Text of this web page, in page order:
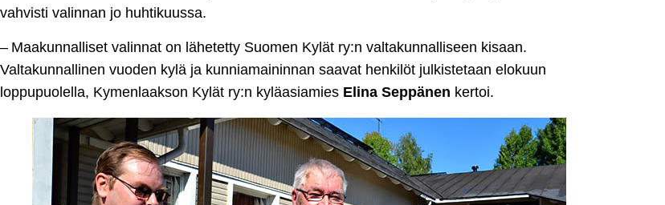
vahvisti valinnan jo huhtikuussa.
– Maakunnalliset valinnat on lähetetty Suomen Kylät ry:n valtakunnalliseen kisaan.
Valtakunnallinen vuoden kylä ja kunniamaininnan saavat henkilöt julkistetaan elokuun
loppupuolella, Kymenlaakson Kylät ry:n kyläasiamies Elina Seppänen kertoi.